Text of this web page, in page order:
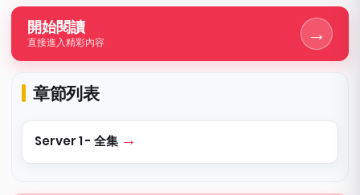
開始閱讀
直接進入精彩內容 →
章節列表
Server 1 - 全集